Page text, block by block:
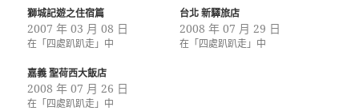
獅城記遊之住宿篇
2007 年 03 月 08 日
在「四處趴趴走」中
台北 新驛旅店
2008 年 07 月 29 日
在「四處趴趴走」中
嘉義 聖荷西大飯店
2008 年 07 月 26 日
在「四處趴趴走」中